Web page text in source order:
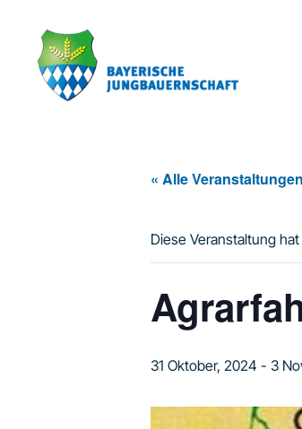
Hauptnavigation
springen
springen
Fußzeile
springen
« Alle Veranstaltungen
Diese Veranstaltung
31 Oktober, 2024 - 3